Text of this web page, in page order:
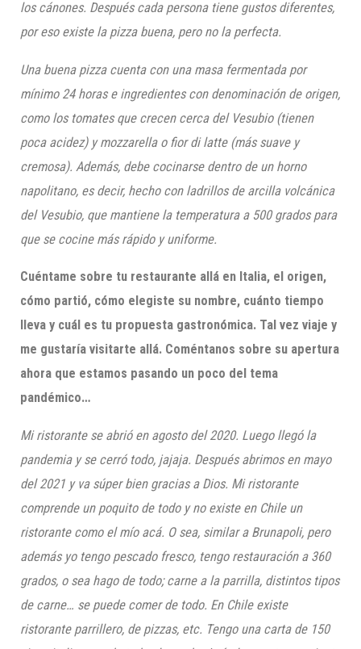
los cánones. Después cada persona tiene gustos diferentes,
por eso existe la pizza buena, pero no la perfecta.
Unabuena pizza cuenta con unamasa fermentada por
mínimo 24 horas e ingredientes con denominación de origen,
como los tomates que crecen cerca del Vesubio (tienen
poca acidez) y mozzarella o fior di latte (más suave y
cremosa). Además, debe cocinarse dentro de un horno
napolitano, es decir, hecho con ladrillos de arcilla volcánica
del Vesubio, que mantiene la temperatura a 500 grados para
que se cocine más rápido y uniforme.
Cuéntame sobre tu restaurante allá en Italia, el origen,
cómo partió, cómo elegiste su nombre, cuánto tiempo
lleva y cuál es tu propuesta gastronómica. Tal vez viaje y
me gustaría visitarte allá. Coméntanos sobre su apertura
ahora que estamos pasando un poco del tema
pandémico…
Mi ristorante se abrió en agosto del 2020. Luego llegó la
pandemia y se cerró todo, jajaja. Después abrimos en mayo
del 2021 y va súper bien gracias a Dios. Mi ristorante
comprende un poquito de todo y no existe en Chile un
ristorante como el mío acá. O sea, similar a Brunapoli, pero
además yo tengo pescado fresco, tengo restauración a 360
grados, o sea hago de todo; carne a la parrilla, distintos tipos
de carne… se puede comer de todo. En Chile existe
ristorante parrillero, de pizzas, etc. Tengo una carta de 150